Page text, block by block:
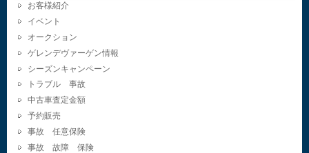
お客様紹介
イベント
オークション
ゲレンデヴァーゲン情報
シーズンキャンペーン
トラブル 事故
中古車査定金額
予約販売
事故 任意保険
事故 故障 保険